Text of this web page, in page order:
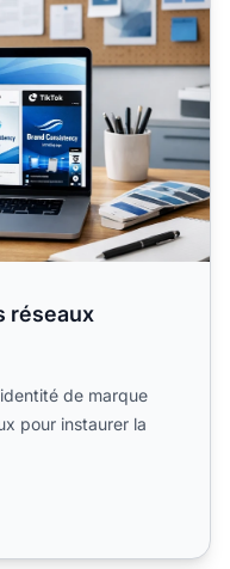
réseaux
de marque
pour instaurer la